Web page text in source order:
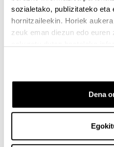
sozialetako, publizitateko eta
hornitzaileekin. Horiek
zeuk eman diezun edo
Dena
60
IRAUPENA
1.000 €
IRAKASLEKUA
Euskal Herriko